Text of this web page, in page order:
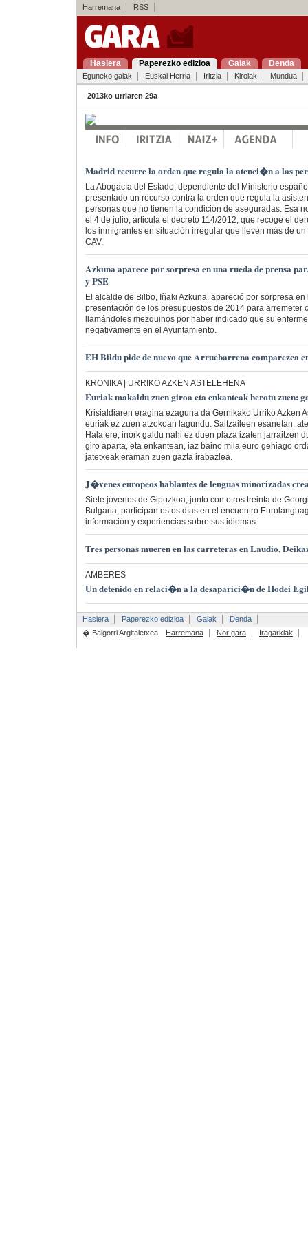
Harremana RSS
Hasiera Paperezko edizioa Gaiak Denda
Eguneko gaiak Euskal Herria Iritzia Kirolak Mundua
2013ko urriaren 29a
Madrid recurre la orden que regula la atenci�n a las
La Abogacía del Estado, dependiente del Ministerio
presentado un recurso contra la orden que regula la
personas que no tienen la condición de aseguradas. Esa
el 4 de julio, articula el decreto 114/2012, que recoge el
los inmigrantes en situación irregular que lleven más de
CAV.
Azkuna aparece por sorpresa en una rueda de prensa
y PSE
El alcalde de Bilbo, Iñaki Azkuna, apareció por sorpresa
presentación de los presupuestos de 2014 para arremeter
llamándoles mezquinos por haber indicado que su
negativamente en el Ayuntamiento.
EH Bildu pide de nuevo que Arruebarrena comparezca
KRONIKA | URRIKO AZKEN ASTELEHENA
Euriak makaldu zuen giroa eta enkanteak berotu zuen:
Krisialdiaren eragina ezaguna da Gernikako Urriko Azken
euriak ez zuen atzokoan lagundu. Saltzaileen esanetan,
Hala ere, inork galdu nahi ez duen plaza izaten jarraitzen
giro aparta, eta enkantean, iaz baino mila euro gehiago
jatetxeak eraman zuen gazta irabazlea.
J�venes europeos hablantes de lenguas minorizadas
Siete jóvenes de Gipuzkoa, junto con otros treinta de
Bulgaria, participan estos días en el encuentro
información y experiencias sobre sus idiomas.
Tres personas mueren en las carreteras en Laudio,
AMBERES
Un detenido en relaci�n a la desaparici�n de Hodei
Hasiera Paperezko edizioa Gaiak
Denda
� Baigorri Argitaletxea
Harremana Nor gara Iragarkiak